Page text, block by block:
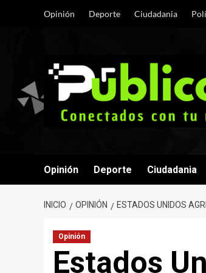
Opinión Deporte Ciudadania
Opinión Deporte Ciudadania
INICIO OPINIÓN ESTADOS UNIDOS
Opinión
Estados